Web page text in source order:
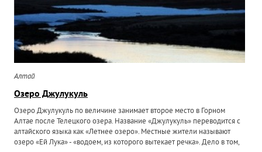
Алтай
Озеро Джулукуль
Озеро Джулукуль по величине занимает второе место в Горном
Алтае после Телецкого озера. Название «Джулукуль» переводится с
алтайского языка как «Летнее озеро». Местные жители называют
озеро «Ей Лука» - «водоем, из которого вытекает речка». Дело в том,